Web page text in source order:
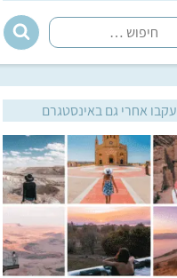
עקבו אחרי גם באינסטגרם